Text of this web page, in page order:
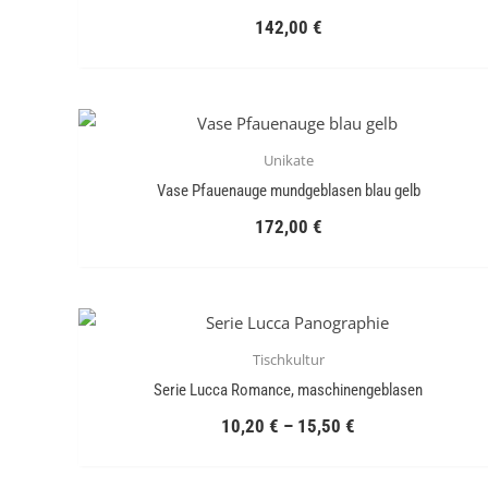
142,00 €
Unikate
Vase Pfauenauge mundgeblasen blau gelb
172,00 €
Tischkultur
Serie Lucca Romance, maschinengeblasen
10,20€ – 15,50€